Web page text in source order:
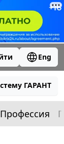
Eng
ГАРАНТ
Профессия